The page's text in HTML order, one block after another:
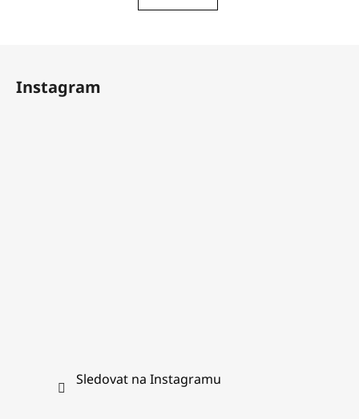
Instagram
Sledovat na Instagramu